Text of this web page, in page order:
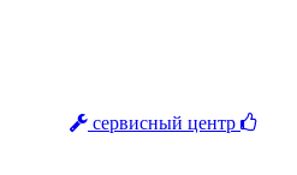
сервисный центр